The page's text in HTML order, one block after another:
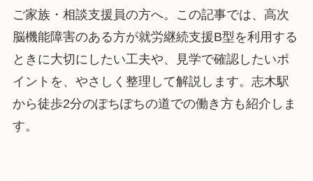
ご家族・相談支援員の方へ。この記事では、高次
脳機能障害のある方が就労継続支援B型を利用する
ときに大切にしたい工夫や、見学で確認したいポ
イントを、やさしく整理して解説します。志木駅
から徒歩2分のぽちぽちの道での働き方も紹介しま
す。